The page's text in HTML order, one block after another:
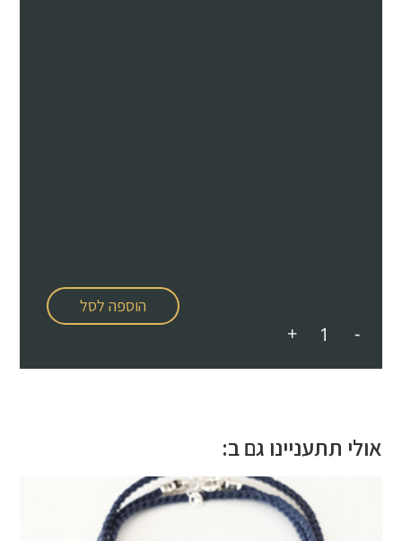
-
+
הוספה לסל
אולי תתעניינו גם ב: